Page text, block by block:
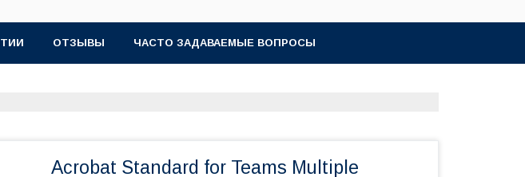
ОТЗЫВЫ ЧАСТО ЗАДАВАЕМЫЕ ВОПРОСЫ
Acrobat Standard for Teams Multiple